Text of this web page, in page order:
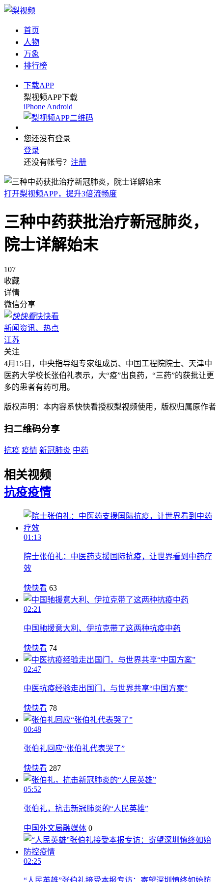
首页
人物
万象
排行榜
下载APP
梨视频APP下载
iPhone Android
您还没有登录
登录
还没有帐号？ 注册
打开梨视频APP，提升3倍流畅度
三种中药获批治疗新冠肺炎，
院士详解始末
107
收藏
详情
微信分享
快快看
新闻资讯、热点
江苏
关注
4月15日，中央指导组专家组成员、中国工程院院士、天津中
医药大学校长张伯礼表示，大“疫”出良药，“三药”的获批让更
多的患者有药可用。
版权声明：本内容系快快看授权梨视频使用，版权归属原作者
扫二维码分享
抗疫 疫情 新冠肺炎 中药
相关视频
抗疫疫情
01:13
院士张伯礼：中医药支援国际抗疫，让世界看到中药疗
效
快快看 63
02:21
中国驰援意大利、伊拉克带了这两种抗疫中药
快快看 74
02:47
中医抗疫经验走出国门，与世界共享“中国方案”
快快看 78
00:48
张伯礼回应“张伯礼代表哭了”
快快看 287
05:52
张伯礼，抗击新冠肺炎的“人民英雄”
中国外文局融媒体 0
02:25